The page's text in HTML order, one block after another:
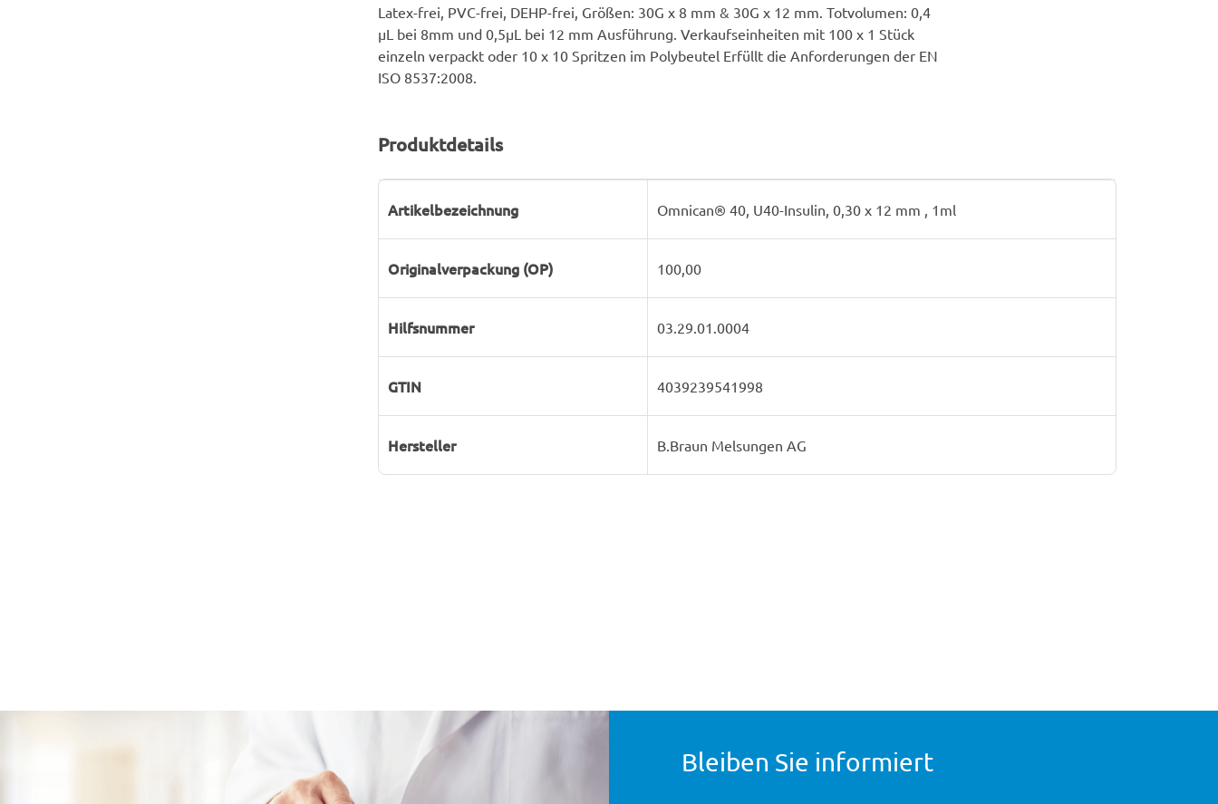
Latex-frei, PVC-frei, DEHP-frei, Größen: 30G x 8 mm & 30G x 12 mm. Totvolumen: 0,4
µL bei 8mm und 0,5µL bei 12 mm Ausführung. Verkaufseinheiten mit 100 x 1 Stück
einzeln verpackt oder 10 x 10 Spritzen im Polybeutel Erfüllt die Anforderungen der EN
ISO 8537:2008.
Produktdetails
Artikelbezeichnung Omnican® 40, U40-Insulin, 0,30 x 12 mm , 1ml
Originalverpackung (OP) 100,00
Hilfsnummer 03.29.01.0004
GTIN 4039239541998
Hersteller B.Braun Melsungen AG
Bleiben Sie informiert